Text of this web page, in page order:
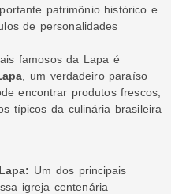
patrimônio histórico e
de personalidades
famosos da Lapa é
, um verdadeiro paraíso
encontrar produtos frescos,
típicos da culinária brasileira
Um dos principais
igreja centenária